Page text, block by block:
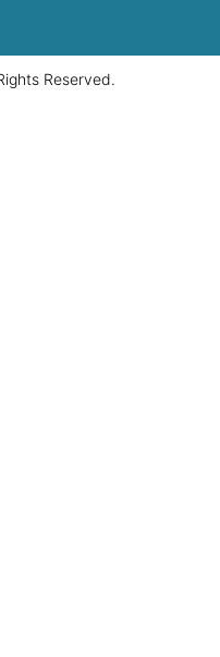
Reserved.